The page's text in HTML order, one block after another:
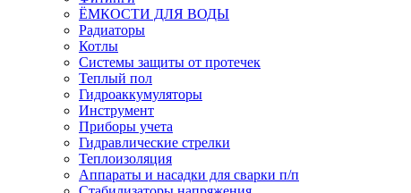
ЁМКОСТИ ДЛЯ ВОДЫ
Радиаторы
Котлы
Системы защиты от протечек
Теплый пол
Гидроаккумуляторы
Инструмент
Приборы учета
Гидравлические стрелки
Теплоизоляция
Аппараты и насадки для сварки п/п